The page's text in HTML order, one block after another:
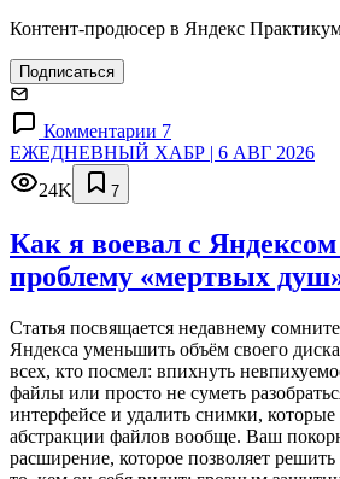
Контент-продюсер в Яндекс
Подписаться
Комментарии 7
ЕЖЕДНЕВНЫЙ ХАБР | 6 АВГ 2026
24K
7
Как я воевал с
проблему «мертвых
Статья посвящается недавнему
Яндекса уменьшить объём своего
всех, кто посмел: впихнуть
файлы или просто не суметь
интерфейсе и удалить снимки,
абстракции файлов вообще. Ваш
расширение, которое позволяет